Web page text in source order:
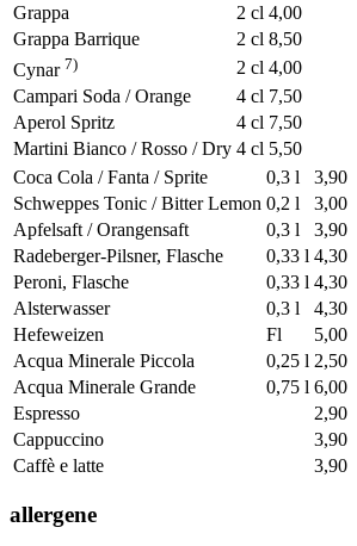
Grappa
2 cl 4,00
Grappa Barrique
2 cl 8,50
Cynar 7) 2 cl 4,00
Campari Soda / Orange
4 cl 7,50
Aperol Spritz
4 cl 7,50
Martini Bianco / Rosso / Dry 4 cl 5,50
Coca Cola / Fanta / Sprite
0,3 l
3,90
Schweppes Tonic / Bitter Lemon 0,2 l
3,00
Apfelsaft / Orangensaft
0,3 l
3,90
Radeberger-Pilsner, Flasche
0,33 l 4,30
Peroni, Flasche
0,33 l 4,30
Alsterwasser
0,3 l
4,30
Hefeweizen
Fl
5,00
Acqua Minerale Piccola
0,25 l 2,50
Acqua Minerale Grande
0,75 l 6,00
Espresso
2,90
Cappuccino
3,90
Caffè e latte
3,90
allergene